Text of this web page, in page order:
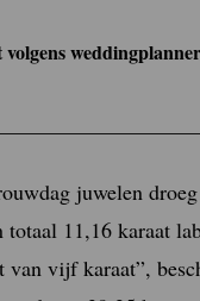
juwelen
11,16 karaat
vijf karaat”,